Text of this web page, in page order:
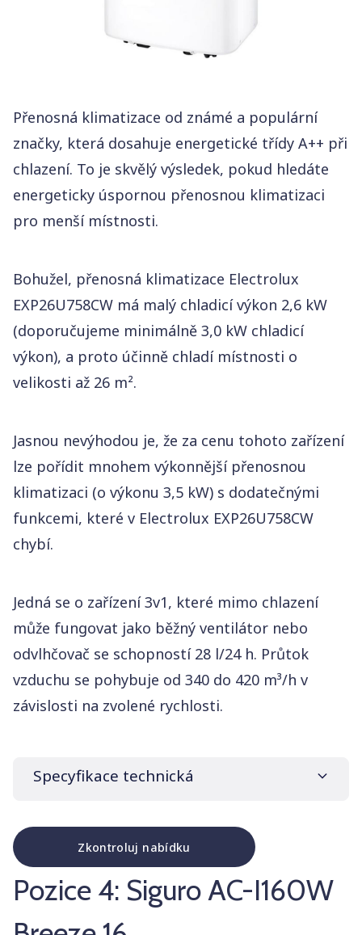
Hlučnost
Přenosná klimatizace od známé a populární
značky, která dosahuje energetické třídy A++ při
chlazení. To je skvělý výsledek, pokud hledáte
energeticky úspornou přenosnou klimatizaci
pro menší místnosti.
Bohužel, přenosná klimatizace Electrolux
EXP26U758CW má malý chladicí výkon 2,6 kW
(doporučujeme minimálně 3,0 kW chladicí
výkon), a proto účinně chladí místnosti o
velikosti až 26 m².
Jasnou nevýhodou je, že za cenu tohoto zařízení
lze pořídit mnohem výkonnější přenosnou
klimatizaci (o výkonu 3,5 kW) s dodatečnými
funkcemi, které v Electrolux EXP26U758CW
chybí.
Jedná se o zařízení 3v1, které mimo chlazení
může fungovat jako běžný ventilátor nebo
odvlhčovač se schopností 28 l/24 h. Průtok
vzduchu se pohybuje od 340 do 420 m³/h v
závislosti na zvolené rychlosti.
Specyfikace technická
Značka a model
Electrolux EXP26U758CW
Cena
Zkontroluj nabídku
Pozice 4: Siguro AC-I160W